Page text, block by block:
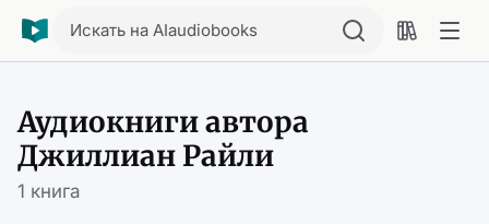
Искать на AIaudiobooks
Аудиокниги автора
Джиллиан Райли
1 книга